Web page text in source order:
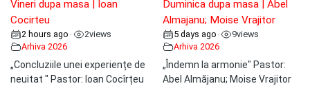
Vineri dupa masa | Ioan
Cocirteu
2 hours ago • 2views
Arhiva 2026
„Concluziile unei experiențe de
neuitat " Pastor: Ioan Cocîrțeu
Duminica dupa masa | Abel
Almajanu; Moise Vrajitor
5 days ago • 9views
Arhiva 2026
„Îndemn la armonie" Pastor:
Abel Almăjanu; Moise Vrajitor